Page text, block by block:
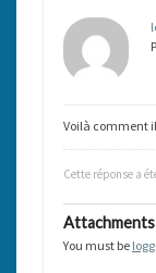
Voilà comment
Cette réponse a
You must be